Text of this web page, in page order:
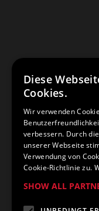
Diese
Cookies.
Wir verwenden
verbessern. Durch
unserer Webseite
Verwendung von
Cookie-Richtlinie zu.
SHOW ALL